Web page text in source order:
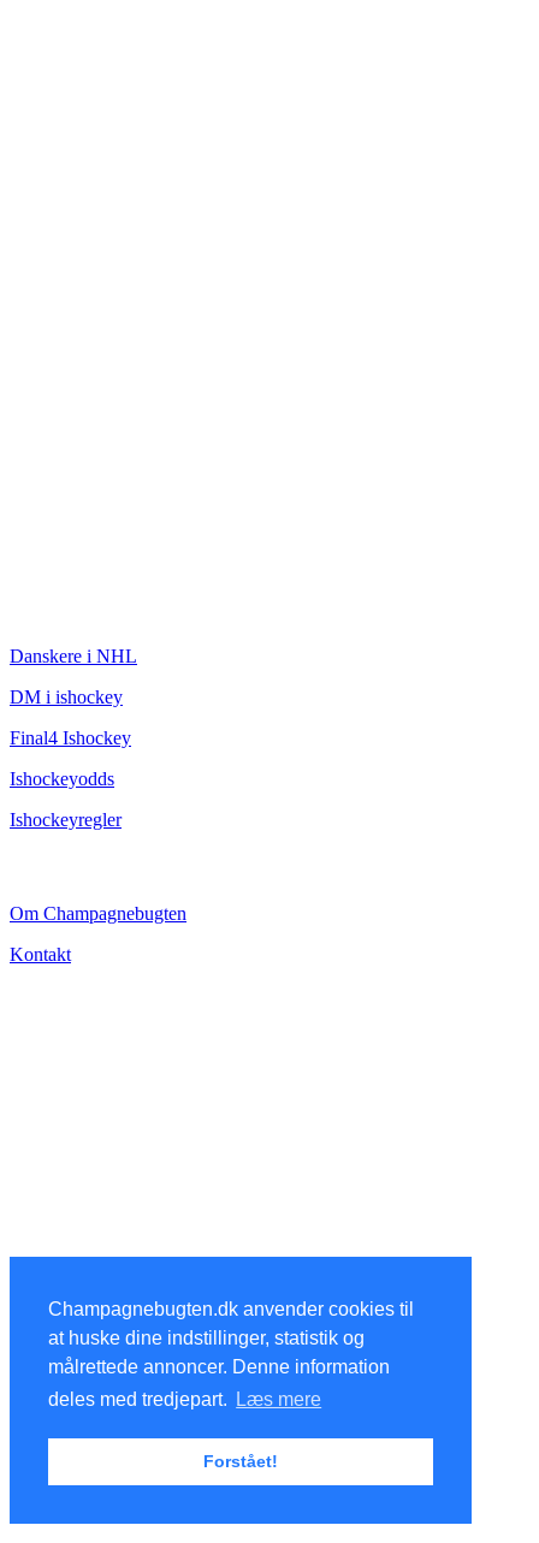
Champagnebugten.dk anvender cookies til
at huske dine indstillinger, statistik og
målrettede annoncer. Denne information
deles med tredjepart.
Læs mere
Forstået!
Danskere i NHL
DM i ishockey
Final4 Ishockey
Ishockeyodds
Ishockeyregler
Om Champagnebugten
Kontakt